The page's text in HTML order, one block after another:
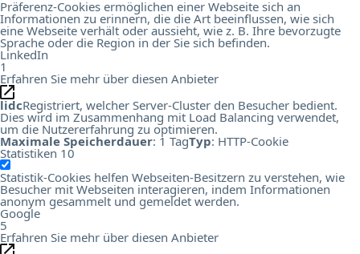
Präferenz-Cookies ermöglichen einer Webseite sich an
Informationen zu erinnern, die die Art beeinflussen, wie sich
eine Webseite verhält oder aussieht, wie z. B. Ihre bevorzugte
Sprache oder die Region in der Sie sich befinden.
LinkedIn
1
Erfahren Sie mehr über diesen Anbieter
lidcRegistriert, welcher Server-Cluster den Besucher bedient.
Dies wird im Zusammenhang mit Load Balancing verwendet,
um die Nutzererfahrung zu optimieren.
Maximale Speicherdauer: 1 TagTyp: HTTP-Cookie
Statistiken 10
Statistik-Cookies helfen Webseiten-Besitzern zu verstehen, wie
Besucher mit Webseiten interagieren, indem Informationen
anonym gesammelt und gemeldet werden.
Google
5
Erfahren Sie mehr über diesen Anbieter